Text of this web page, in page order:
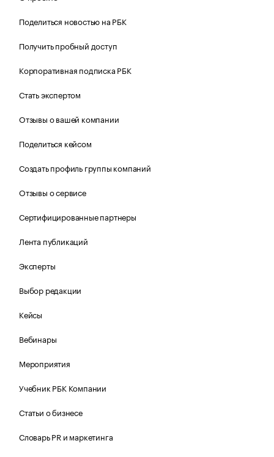
Поделиться новостью на РБК
Получить пробный доступ
Корпоративная подписка РБК
Стать экспертом
Отзывы о вашей компании
Поделиться кейсом
Создать профиль группы компаний
Отзывы о сервисе
Сертифицированные партнеры
Лента публикаций
Эксперты
Выбор редакции
Кейсы
Вебинары
Мероприятия
Учебник РБК Компании
Статьи о бизнесе
Словарь PR и маркетинга